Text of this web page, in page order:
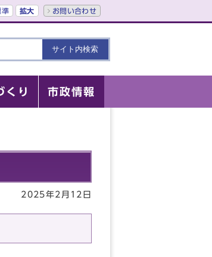
準 拡大 お問い合わせ
くり 市政情報
2025年2月12日